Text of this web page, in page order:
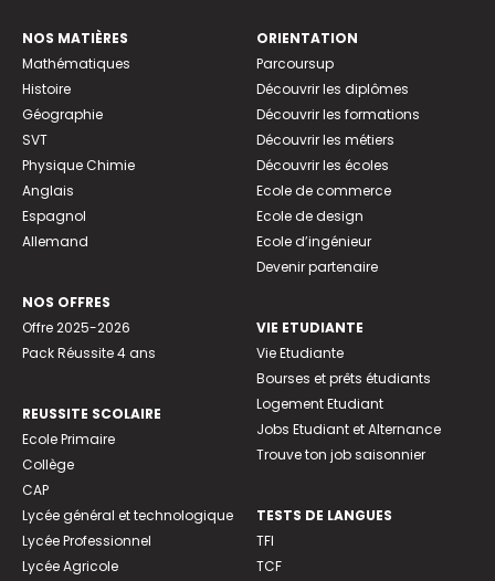
NOS MATIÈRES
Mathématiques
Histoire
Géographie
SVT
Physique Chimie
Anglais
Espagnol
Allemand
NOS OFFRES
Offre 2025-2026
Pack Réussite 4 ans
REUSSITE SCOLAIRE
Ecole Primaire
Collège
CAP
Lycée général et technologique
Lycée Professionnel
Lycée Agricole
ORIENTATION
Parcoursup
Découvrir les diplômes
Découvrir les formations
Découvrir les métiers
Découvrir les écoles
Ecole de commerce
Ecole de design
Ecole d’ingénieur
Devenir partenaire
VIE ETUDIANTE
Vie Etudiante
Bourses et prêts étudiants
Logement Etudiant
Jobs Etudiant et Alternance
Trouve ton job saisonnier
TESTS DE LANGUES
TFI
TCF